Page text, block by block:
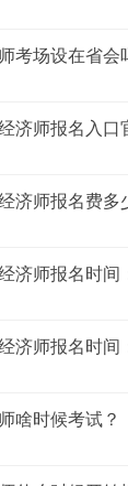
考场设在省会
济师报名入口
济师报名费多
济师报名时间
济师报名时间
啥时候考试？